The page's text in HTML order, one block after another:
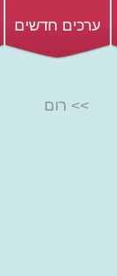
ערכים חדשים
>> רום